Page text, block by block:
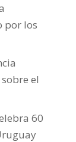
por los
el
60